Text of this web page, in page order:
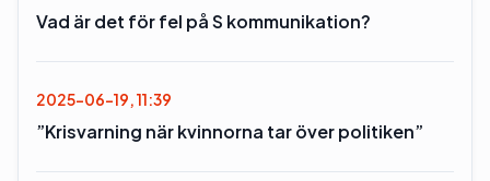
Vad är det för fel på S kommunikation?
2025-06-19, 11:39
”Krisvarning när kvinnorna tar över politiken”